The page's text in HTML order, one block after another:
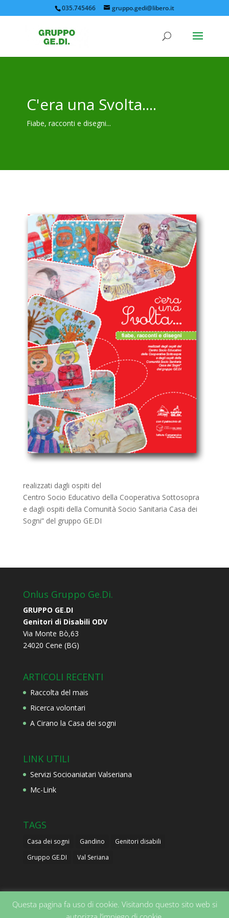
035.745466 gruppo.gedi@libero.it
C'era una Svolta....
Fiabe, racconti e disegni...
realizzati dagli ospiti del
Centro Socio Educativo della Cooperativa Sottosopra
e dagli ospiti della Comunità Socio Sanitaria Casa dei
Sogni” del gruppo GE.DI
Onlus Gruppo Ge.Di.
GRUPPO GE.DI
Genitori di Disabili ODV
Via Monte Bò,63
24020 Cene (BG)
ARTICOLI RECENTI
Raccolta del mais
Ricerca volontari
A Cirano la Casa dei sogni
LINK UTILI
Servizi Socioaniatari Valseriana
Mc-Link
TAGS
Casa dei sogni Gandino
Genitori disabili
Gruppo GE.DI
Val Seriana
Questa pagina fa uso di cookie. Visitando questo sito web si